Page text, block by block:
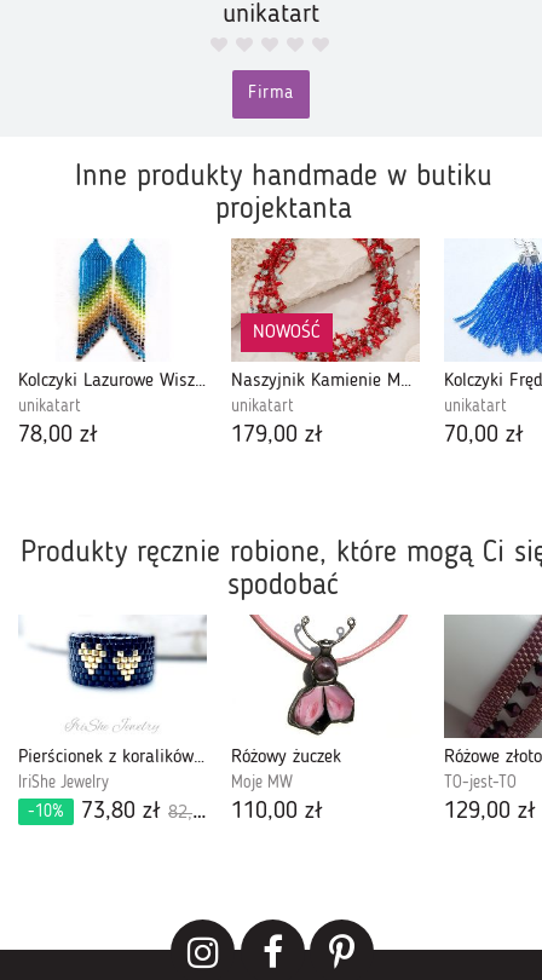
unikatart
Firma
Inne produkty handmade w butiku
projektanta
Kolczyki Lazurowe Wiszące Frędzle Szkło 1983
unikatart
78,00 zł
NOWOŚĆ
Naszyjnik Kamienie Muszle Szkło Kolorowe Korale Kaskadowe
unikatart
179,00 zł
Kolczyki
unikatart
70,00 zł
Produkty ręcznie robione, które mogą Ci
spodobać
Pierścionek z koralików Miyuki Delica, Serca
IriShe Jewelry
-10%
73,80 zł 82,00 zł
Różowy żuczek
Moje MW
110,00 zł
Różowe złoto
TO-jest-TO
129,00 zł